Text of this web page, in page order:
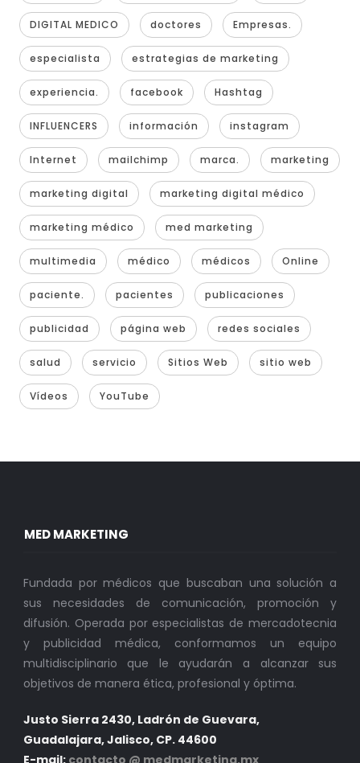
DIGITAL MEDICO doctores Empresas.
especialista estrategias de marketing
experiencia. facebook Hashtag
INFLUENCERS información instagram
Internet mailchimp marca. marketing
marketing digital marketing digital médico
marketing médico med marketing
multimedia médico médicos Online
paciente. pacientes publicaciones
publicidad página web redes sociales
salud servicio Sitios Web sitio web
Vídeos YouTube
MED MARKETING
Fundada por médicos que buscaban una solución a
sus necesidades de comunicación, promoción y
difusión. Operada por especialistas de mercadotecnia
y publicidad médica, conformamos un equipo
multidisciplinario que le ayudarán a alcanzar sus
objetivos de manera ética, profesional y óptima.
Justo Sierra 2430, Ladrón de Guevara,
Guadalajara, Jalisco, CP. 44600
E-mail: contacto @ medmarketing.mx